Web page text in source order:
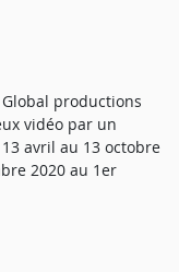
productions
vidéo par un
avril au 13 octobre
2020 au 1er